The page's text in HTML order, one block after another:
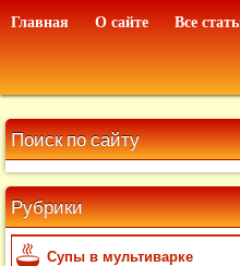
Главная О сайте Все
Поиск по сайту
Рубрики
Супы в мультиварке